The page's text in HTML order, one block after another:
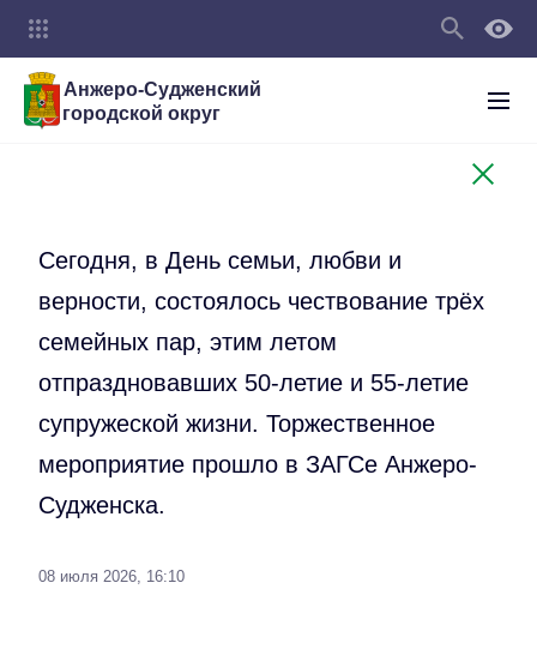
Анжеро-Судженский
городской округ
Сегодня, в День семьи, любви и
верности, состоялось чествование трёх
семейных пар, этим летом
отпраздновавших 50-летие и 55-летие
супружеской жизни. Торжественное
мероприятие прошло в ЗАГСе Анжеро-
Судженска.
08 июля 2026, 16:10